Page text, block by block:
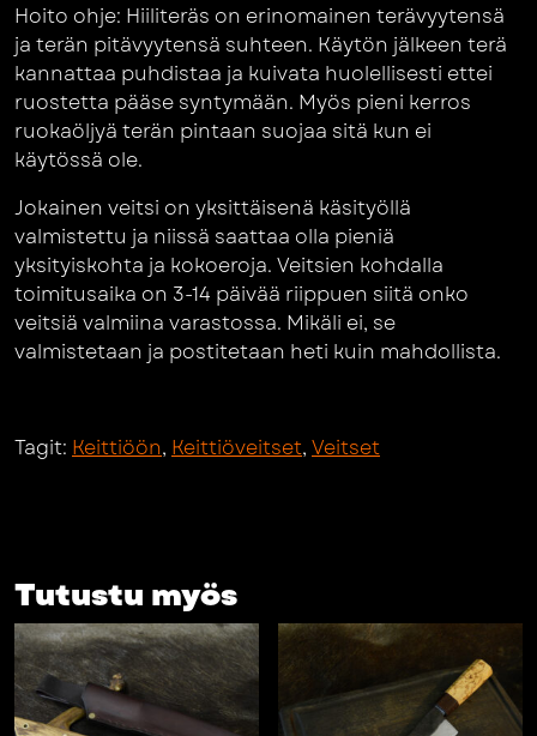
Hoito ohje: Hiiliteräs on erinomainen terävyytensä
ja terän pitävyytensä suhteen. Käytön jälkeen terä
kannattaa puhdistaa ja kuivata huolellisesti ettei
ruostetta pääse syntymään. Myös pieni kerros
ruokaöljyä terän pintaan suojaa sitä kun ei
käytössä ole.
Jokainen veitsi on yksittäisenä käsityöllä
valmistettu ja niissä saattaa olla pieniä
yksityiskohta ja kokoeroja. Veitsien kohdalla
toimitusaika on 3-14 päivää riippuen siitä onko
veitsiä valmiina varastossa. Mikäli ei, se
valmistetaan ja postitetaan heti kuin mahdollista.
Tagit: Keittiöön, Keittiöveitset, Veitset
Tutustu myös